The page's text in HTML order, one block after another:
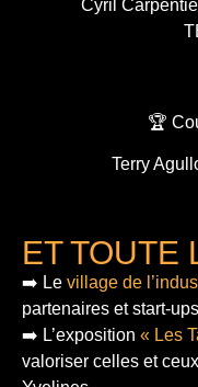
Cyril
🏆
Terry
ET TOUTE
➡️ Le village de
partenaires et start-ups
➡️ L’exposition « Les
valoriser celles et